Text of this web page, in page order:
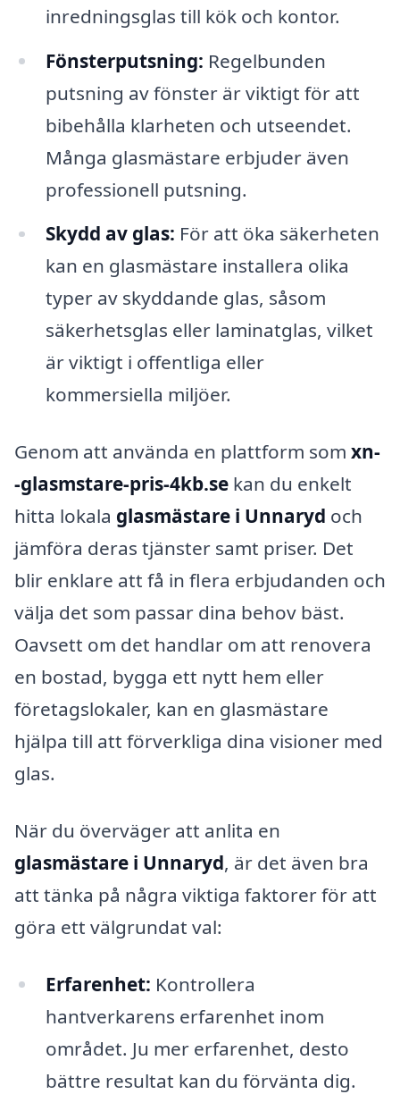
inredningsglas till kök och kontor.
Fönsterputsning: Regelbunden
putsning av fönster är viktigt för att
bibehålla klarheten och utseendet.
Många glasmästare erbjuder även
professionell putsning.
Skydd av glas: För att öka säkerheten
kan en glasmästare installera olika
typer av skyddande glas, såsom
säkerhetsglas eller laminatglas, vilket
är viktigt i offentliga eller
kommersiella miljöer.
Genom att använda en plattform som xn-
-glasmstare-pris-4kb.se kan du enkelt
hitta lokala glasmästare i Unnaryd och
jämföra deras tjänster samt priser. Det
blir enklare att få in flera erbjudanden och
välja det som passar dina behov bäst.
Oavsett om det handlar om att renovera
en bostad, bygga ett nytt hem eller
företagslokaler, kan en glasmästare
hjälpa till att förverkliga dina visioner med
glas.
När du överväger att anlita en
glasmästare i Unnaryd, är det även bra
att tänka på några viktiga faktorer för att
göra ett välgrundat val:
Erfarenhet: Kontrollera
hantverkarens erfarenhet inom
området. Ju mer erfarenhet, desto
bättre resultat kan du förvänta dig.